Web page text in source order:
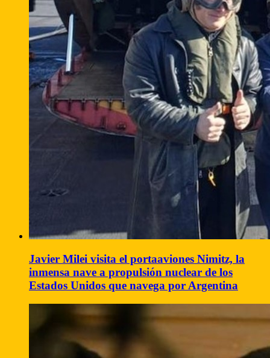
Javier Milei visita el portaaviones Nimitz, la
inmensa nave a propulsión nuclear de los
Estados Unidos que navega por Argentina